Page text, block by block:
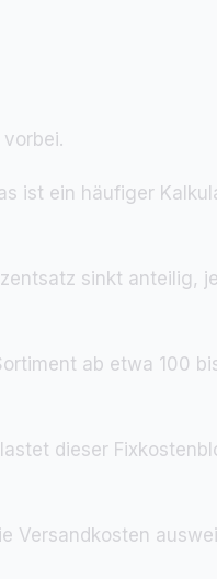
ist ein häufiger
sinkt anteilig,
ab etwa 100
dieser
Versandkosten